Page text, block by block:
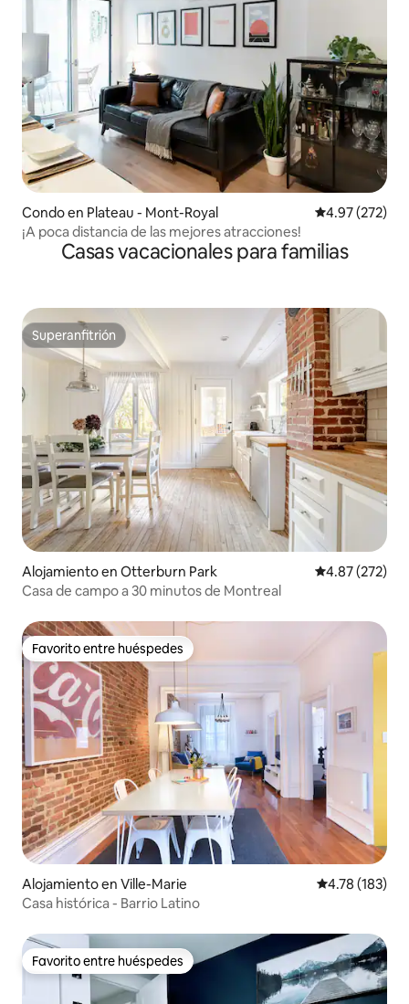
Condo en Plateau - Mont-Royal Calificación
4.97 (272)
¡A poca distancia de las mejores atracciones!
Casas vacacionales para familias
Superanfitrión
Superanfitrión
Alojamiento en Otterburn Park Calificación
4.87 (272)
Casa de campo a 30 minutos de Montreal
Favorito entre huéspedes
Favorito entre huéspedes
Alojamiento en Ville-Marie Calificación
4.78 (183)
Casa histórica - Barrio Latino
Favorito entre huéspedes
Favorito entre huéspedes